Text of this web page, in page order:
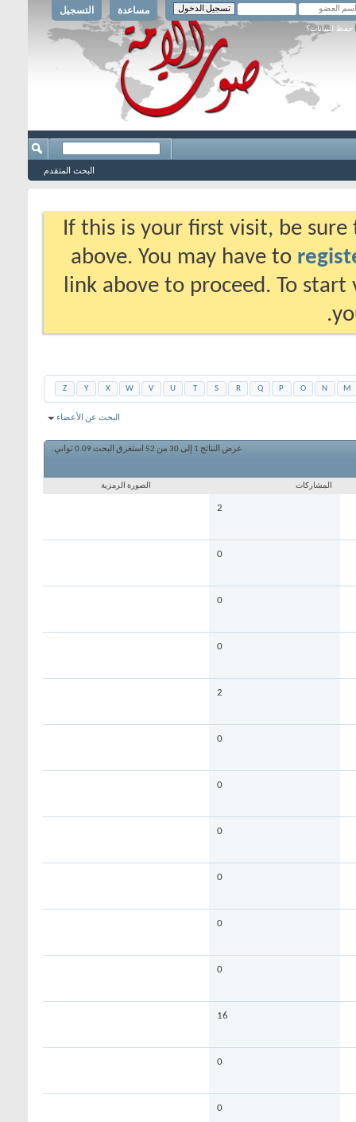
التسجيل مساعدة
حفظ البيانات؟
البحث المتقدم
If this is your first visit, be
above. You may have to
link above to proceed. To
M
N
O
P
Q
R
S
T
U
V
W
X
Y
Z
البحث عن الأعضاء
عرض النتائج 1 إلى 30 من 52 استغرق البحث 0.09ثواني.
المشاركات الصورة الرمزية
2
0
0
0
2
0
0
0
0
0
0
16
0
0